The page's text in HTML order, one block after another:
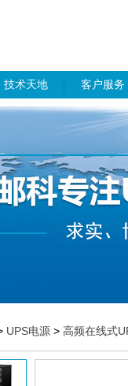
技术天地 客户服务
UPS电源 > 高频在线式